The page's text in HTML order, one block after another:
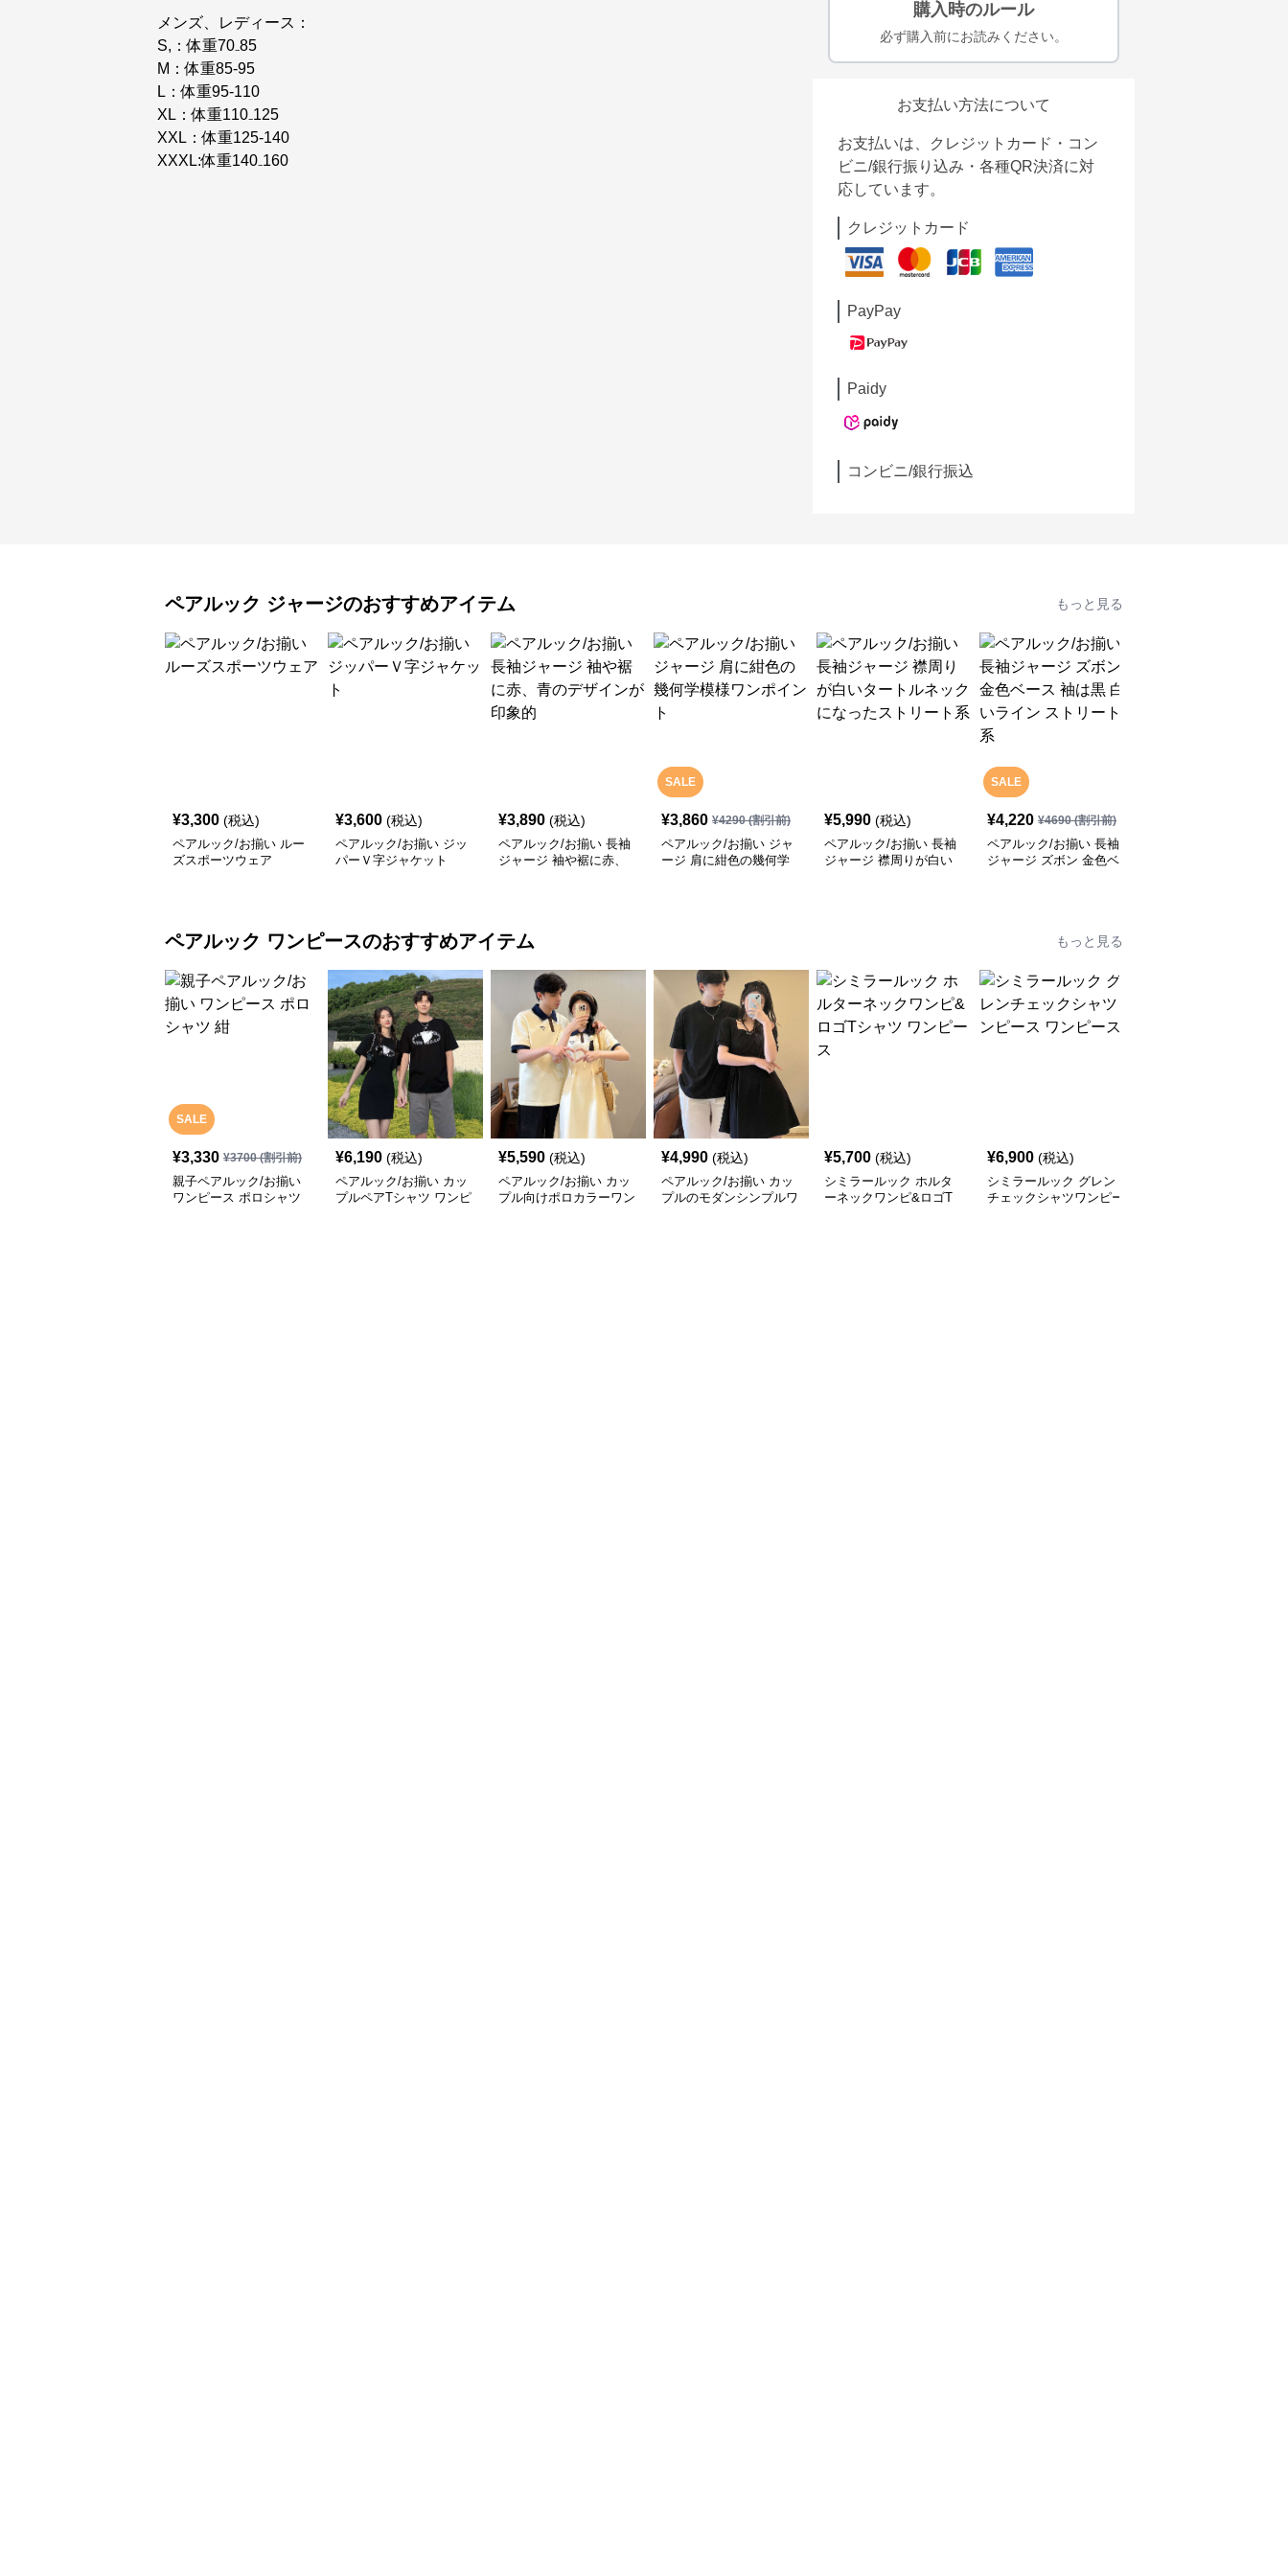
メンズ、レディース：
S,：体重70₋85
M：体重85-95
L：体重95-110
XL：体重110₋125
XXL：体重125-140
XXXL:体重140₋160
購入時のルール
必ず購入前にお読みください。
お支払い方法について
お支払いは、クレジットカード・コン
ビニ/銀行振り込み・各種QR決済に対
応しています。
クレジットカード
PayPay
Paidy
コンビニ/銀行振込
ペアルック ジャージのおすすめアイテム もっと見る
¥3,300 (税込)
ペアルック/お揃い ルー
ズスポーツウェア
¥3,600 (税込)
ペアルック/お揃い ジッ
パーＶ字ジャケット
¥3,890 (税込)
ペアルック/お揃い 長袖
ジャージ 袖や裾に赤、
SALE
¥3,860 ¥4290(割引前)
ペアルック/お揃い ジャ
ージ 肩に紺色の幾何学
¥5,990 (税込)
ペアルック/お揃い 長袖
ジャージ 襟周りが白い
SALE
¥4,220 ¥4690(割引前)
ペアルック/お揃い 長袖
ジャージ ズボン 金色ベ
ペアルック ワンピースのおすすめアイテム もっと見る
SALE
¥3,330 ¥3700(割引前)
親子ペアルック/お揃い
ワンピース ポロシャツ
¥6,190 (税込)
ペアルック/お揃い カッ
プルペアTシャツ ワンピ
¥5,590 (税込)
ペアルック/お揃い カッ
プル向けポロカラーワン
¥4,990 (税込)
ペアルック/お揃い カッ
プルのモダンシンプルワ
¥5,700 (税込)
シミラールック ホルタ
ーネックワンピ&ロゴT
¥6,900 (税込)
シミラールック グレン
チェックシャツワンピー